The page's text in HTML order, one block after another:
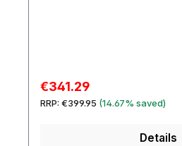
Sale price:
€341.29
RRP: Regular price:
€399.95 (14.67% saved)
Details